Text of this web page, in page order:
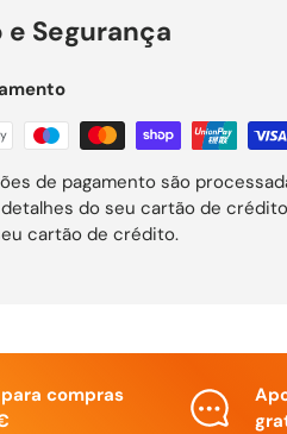
Segurança
de pagamento são
do seu cartão de
cartão de crédito.
compras